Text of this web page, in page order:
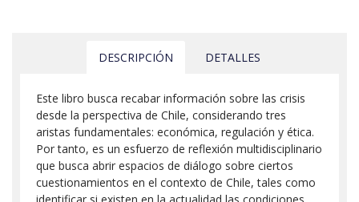
DESCRIPCIÓN DETALLES
Este libro busca recabar información sobre las crisis
desde la perspectiva de Chile, considerando tres
aristas fundamentales: económica, regulación y ética.
Por tanto, es un esfuerzo de reflexión multidisciplinario
que busca abrir espacios de diálogo sobre ciertos
cuestionamientos en el contexto de Chile, tales como